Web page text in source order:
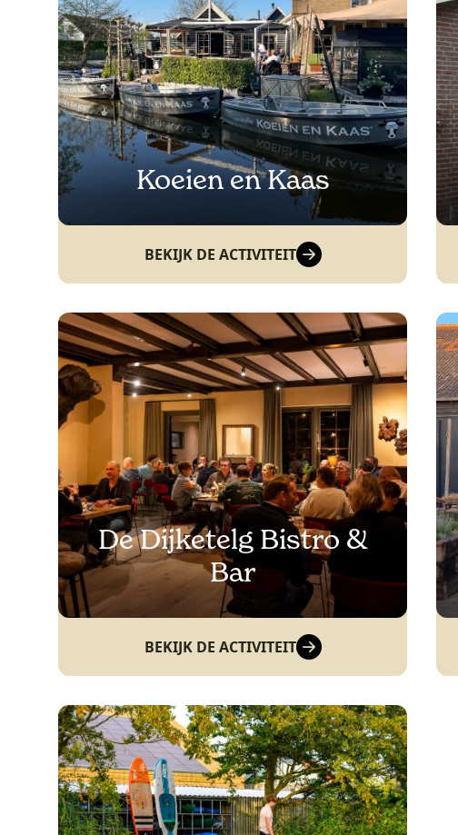
Koeien en Kaas
BEKIJK DE ACTIVITEIT
De Dijketelg Bistro &
Bar
BEKIJK DE ACTIVITEIT